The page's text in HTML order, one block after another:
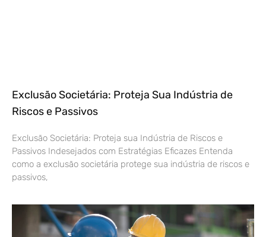
Exclusão Societária: Proteja Sua Indústria de
Riscos e Passivos
Exclusão Societária: Proteja sua Indústria de Riscos e
Passivos Indesejados com Estratégias Eficazes Entenda
como a exclusão societária protege sua indústria de riscos e
passivos,